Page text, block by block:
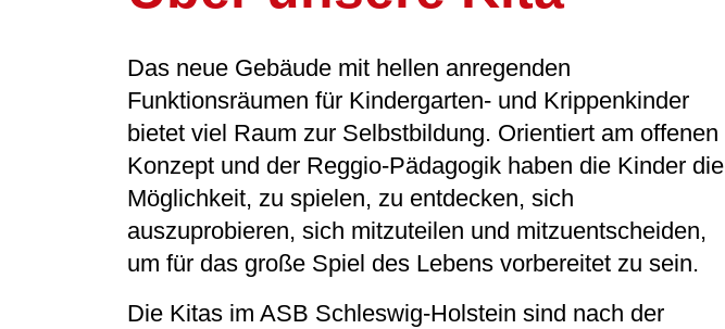
Das neue Gebäude mit hellen anregenden
Funktionsräumen für Kindergarten- und Krippenkinder
bietet viel Raum zur Selbstbildung. Orientiert am offenen
Konzept und der Reggio-Pädagogik haben die Kinder die
Möglichkeit, zu spielen, zu entdecken, sich
auszuprobieren, sich mitzuteilen und mitzuentscheiden,
um für das große Spiel des Lebens vorbereitet zu sein.
Die Kitas im ASB Schleswig-Holstein sind nach der